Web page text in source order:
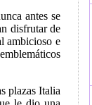
antes se
disfrutar de
ambicioso e
plazas Italia